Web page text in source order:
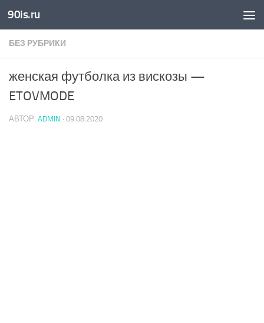
Skip to content
90is.ru
БЕЗ РУБРИКИ
женская футболка из вискозы —
ETOVMODE
АВТОР: ADMIN · 09.08.2020